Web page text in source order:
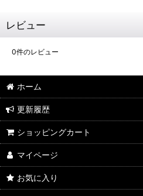
レビュー
0件のレビュー
ホーム
更新履歴
ショッピングカート
マイページ
お気に入り